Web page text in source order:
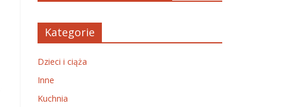
Kategorie
Dzieci i ciąża
Inne
Kuchnia